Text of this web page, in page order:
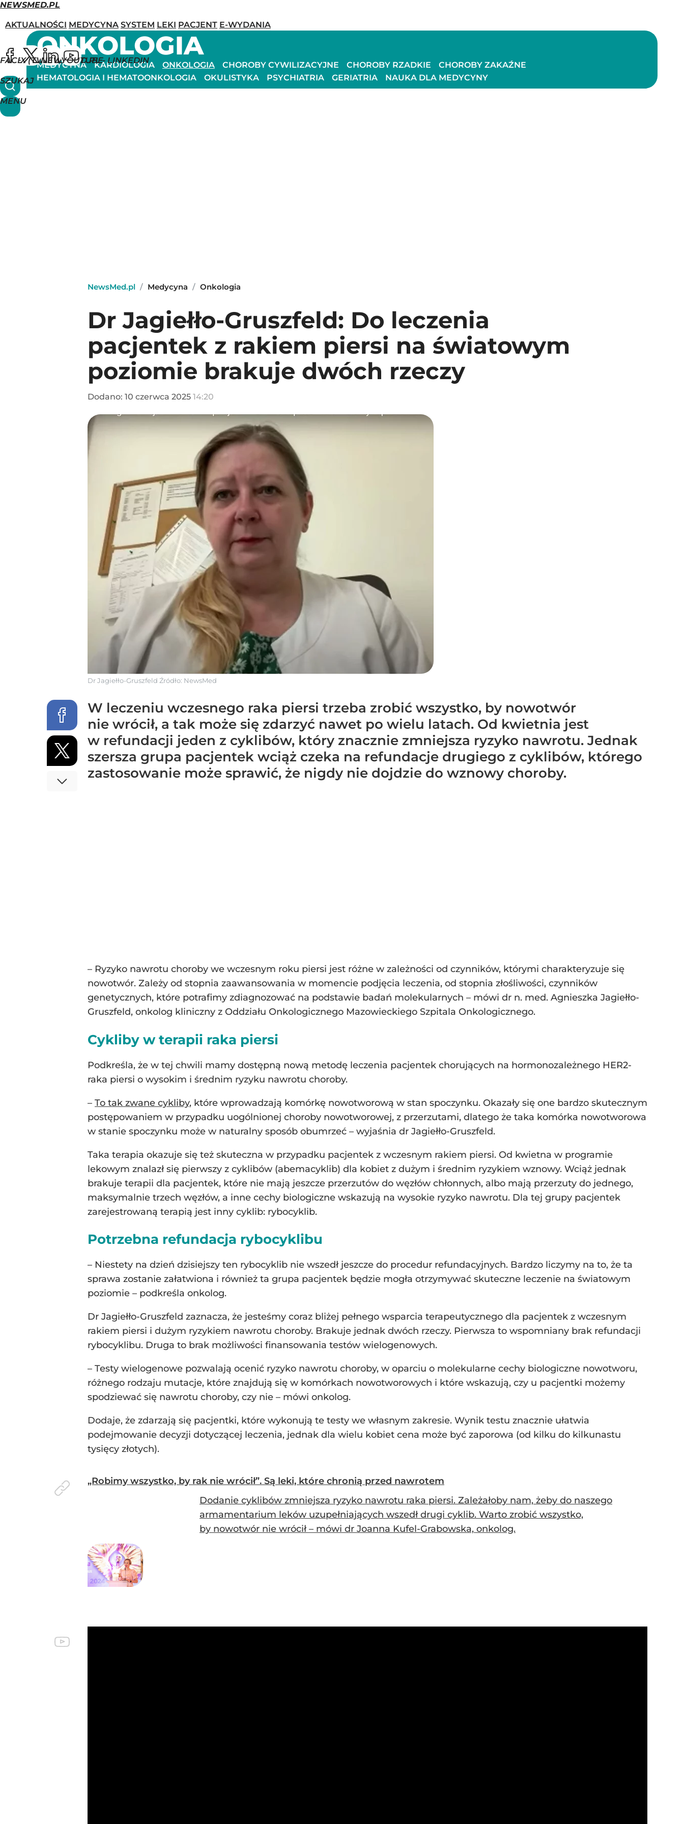
NEWSMED.PL
AKTUALNOŚCI MEDYCYNA SYSTEM LEKI PACJENT E-WYDANIA
FACEBOOK
X (TWITTER)
NEWSMED.PL - LINKEDIN
YOUTUBE
SZUKAJ
MENU
ONKOLOGIA
MEDYCYNA KARDIOLOGIA ONKOLOGIA CHOROBY CYWILIZACYJNE CHOROBY RZADKIE
CHOROBY ZAKAŹNE
HEMATOLOGIA I HEMATOONKOLOGIA
OKULISTYKA PSYCHIATRIA GERIATRIA NAUKA DLA MEDYCYNY
NewsMed.pl / Medycyna / Onkologia
Dr Jagiełło-Gruszfeld: Do leczenia
pacjentek z rakiem piersi na światowym
poziomie brakuje dwóch rzeczy
Dodano: 10 czerwca 2025 14:20
Dr Jagiełło-Gruszfeld Źródło: NewsMed
W leczeniu wczesnego raka piersi trzeba zrobić wszystko, by nowotwór
nie wrócił, a tak może się zdarzyć nawet po wielu latach. Od kwietnia jest
w refundacji jeden z cyklibów, który znacznie zmniejsza ryzyko nawrotu. Jednak
szersza grupa pacjentek wciąż czeka na refundacje drugiego z cyklibów, którego
zastosowanie może sprawić, że nigdy nie dojdzie do wznowy choroby.
– Ryzyko nawrotu choroby we wczesnym roku piersi jest różne w zależności od czynników, którymi charakteryzuje się
nowotwór. Zależy od stopnia zaawansowania w momencie podjęcia leczenia, od stopnia złośliwości, czynników
genetycznych, które potrafimy zdiagnozować na podstawie badań molekularnych – mówi dr n. med. Agnieszka Jagiełło-
Gruszfeld, onkolog kliniczny z Oddziału Onkologicznego Mazowieckiego Szpitala Onkologicznego.
Cykliby w terapii raka piersi
Podkreśla, że w tej chwili mamy dostępną nową metodę leczenia pacjentek chorujących na hormonozależnego HER2-
raka piersi o wysokim i średnim ryzyku nawrotu choroby.
– To tak zwane cykliby, które wprowadzają komórkę nowotworową w stan spoczynku. Okazały się one bardzo skutecznym
postępowaniem w przypadku uogólnionej choroby nowotworowej, z przerzutami, dlatego że taka komórka nowotworowa
w stanie spoczynku może w naturalny sposób obumrzeć – wyjaśnia dr Jagiełło-Gruszfeld.
Taka terapia okazuje się też skuteczna w przypadku pacjentek z wczesnym rakiem piersi. Od kwietna w programie
lekowym znalazł się pierwszy z cyklibów (abemacyklib) dla kobiet z dużym i średnim ryzykiem wznowy. Wciąż jednak
brakuje terapii dla pacjentek, które nie mają jeszcze przerzutów do węzłów chłonnych, albo mają przerzuty do jednego,
maksymalnie trzech węzłów, a inne cechy biologiczne wskazują na wysokie ryzyko nawrotu. Dla tej grupy pacjentek
zarejestrowaną terapią jest inny cyklib: rybocyklib.
Potrzebna refundacja rybocyklibu
– Niestety na dzień dzisiejszy ten rybocyklib nie wszedł jeszcze do procedur refundacyjnych. Bardzo liczymy na to, że ta
sprawa zostanie załatwiona i również ta grupa pacjentek będzie mogła otrzymywać skuteczne leczenie na światowym
poziomie – podkreśla onkolog.
Dr Jagiełło-Gruszfeld zaznacza, że jesteśmy coraz bliżej pełnego wsparcia terapeutycznego dla pacjentek z wczesnym
rakiem piersi i dużym ryzykiem nawrotu choroby. Brakuje jednak dwóch rzeczy. Pierwsza to wspomniany brak refundacji
rybocyklibu. Druga to brak możliwości finansowania testów wielogenowych.
– Testy wielogenowe pozwalają ocenić ryzyko nawrotu choroby, w oparciu o molekularne cechy biologiczne nowotworu,
różnego rodzaju mutacje, które znajdują się w komórkach nowotworowych i które wskazują, czy u pacjentki możemy
spodziewać się nawrotu choroby, czy nie – mówi onkolog.
Dodaje, że zdarzają się pacjentki, które wykonują te testy we własnym zakresie. Wynik testu znacznie ułatwia
podejmowanie decyzji dotyczącej leczenia, jednak dla wielu kobiet cena może być zaporowa (od kilku do kilkunastu
tysięcy złotych).
„Robimy wszystko, by rak nie wrócił”. Są leki, które chronią przed nawrotem
Dodanie cyklibów zmniejsza ryzyko nawrotu raka piersi. Zależałoby nam, żeby do naszego
armamentarium leków uzupełniających wszedł drugi cyklib. Warto zrobić wszystko,
by nowotwór nie wrócił – mówi dr Joanna Kufel-Grabowska, onkolog.